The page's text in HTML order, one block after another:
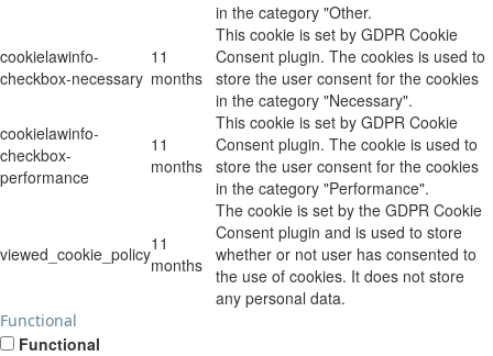
in the category "Other.
cookielawinfo-
checkbox-necessary
11
months
This cookie is set by GDPR Cookie
Consent plugin. The cookies is used to
store the user consent for the cookies
in the category "Necessary".
cookielawinfo-
checkbox-
performance
11
months
This cookie is set by GDPR Cookie
Consent plugin. The cookie is used to
store the user consent for the cookies
in the category "Performance".
viewed_cookie_policy11
months
The cookie is set by the GDPR Cookie
Consent plugin and is used to store
whether or not user has consented to
the use of cookies. It does not store
any personal data.
Functional
Functional